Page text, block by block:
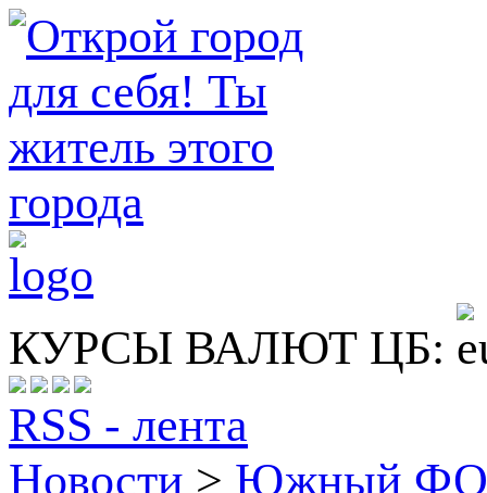
КУРСЫ ВАЛЮТ ЦБ:
RSS - лента
Новости > Южный ФО